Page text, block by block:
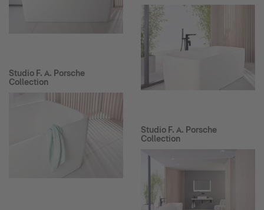
Studio F. A. Porsche
Collection
Studio F. A. Porsche
Collection